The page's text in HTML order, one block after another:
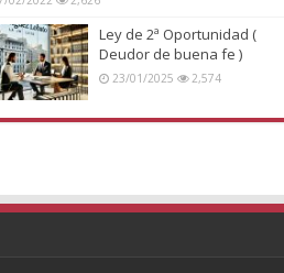
Ley de 2ª Oportunidad (
Deudor de buena fe )
23/01/2025 2,574